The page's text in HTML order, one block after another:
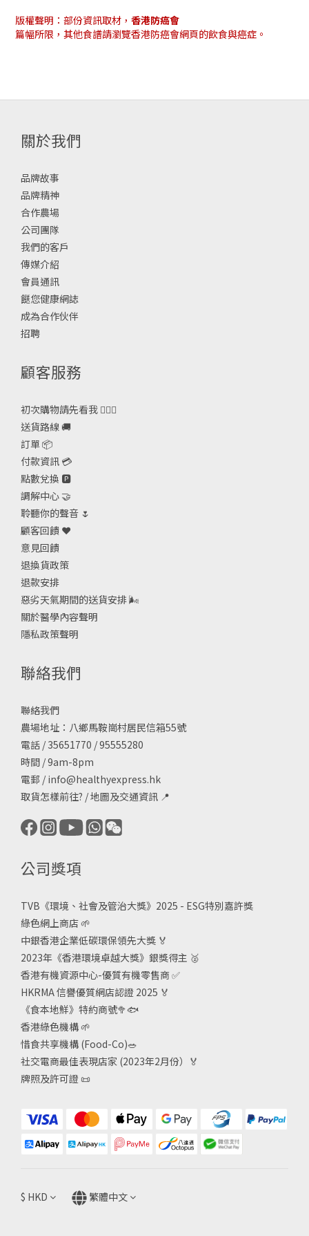
版權聲明：部份資訊取材， 香港防癌會
篇幅所限，其他食譜請瀏覽香港防癌會網頁的飲食與癌症。
關於我們
品牌故事
品牌精神
合作農場
公司團隊
我們的客戶
傳媒介紹
會員通訊
餸您健康網誌
成為合作伙伴
招聘
顧客服務
初次購物請先看我 🙋🏻‍♀️
送貨路線 🚚
訂單 📦
付款資訊 💳
點數兌換 🅿️
調解中心 🤝
聆聽你的聲音 🌷
顧客回饋 ❤️
意見回饋
退換貨政策
退款安排
惡劣天氣期間的送貨安排🌬
關於醫學內容聲明
隱私政策聲明
聯絡我們
聯絡我們
農場地址：八鄉馬鞍崗村居民信箱55號
電話 / 35651770 / 95555280
時間 / 9am-8pm
電郵 / info@healthyexpress.hk
取貨怎樣前往? /地圖及交通資訊 📍
公司獎項
TVB《環境、社會及管治大獎》2025 - ESG特別嘉許獎
綠色網上商店 🌱
中銀香港企業低碳環保領先大獎 🏅
2023年《香港環境卓越大獎》銀獎得主 🥈
香港有機資源中心-優質有機零售商✅
HKRMA 信譽優質網店認證 2025 🏅
《食本地鮮》特約商號🥦🐟
香港綠色機構 🌱
惜食共享機構 (Food-Co)🥗
社交電商最佳表現店家 (2023年2月份）🏅
牌照及許可證 📜
$ HKD 繁體中文